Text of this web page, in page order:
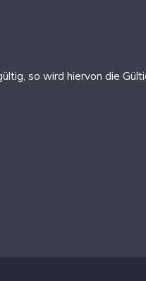
so wird hiervon die